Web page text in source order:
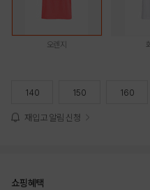
오렌지
140 150 160
재입고 알림 신청
쇼핑혜택